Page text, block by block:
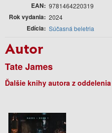
EAN 9781464220319
Rok vydania 2024
Edícia Súčasná beletria
Autor
Tate James
Ďalšie knihy autora z oddelenia